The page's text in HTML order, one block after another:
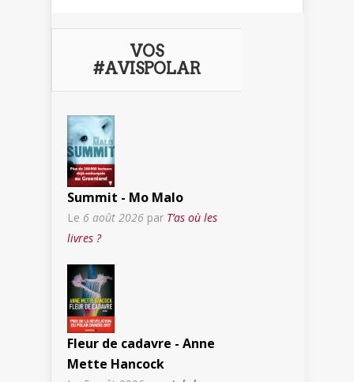
VOS
#AVISPOLAR
Summit - Mo Malo
Le 6 août 2026 par T’as où les
livres ?
Fleur de cadavre - Anne
Mette Hancock